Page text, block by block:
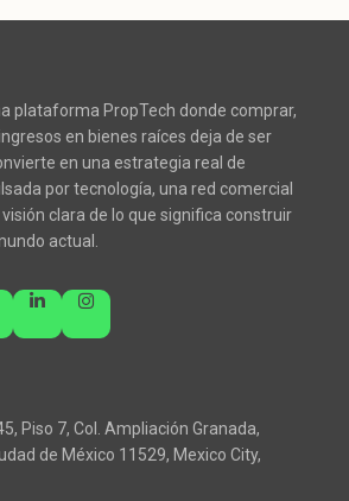
plataforma PropTech donde comprar,
en bienes raíces deja de ser
en una estrategia real de
por tecnología, una red comercial
clara de lo que significa construir
actual.
Piso 7, Col. Ampliación Granada,
de México 11529, Mexico City,